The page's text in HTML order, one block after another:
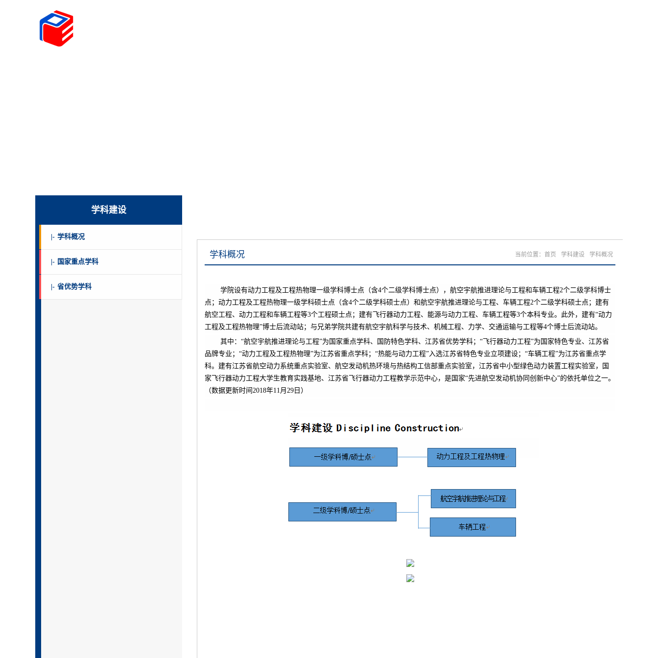
学科建设
|- 学科概况
|- 国家重点学科
|- 省优势学科
学科概况 当前位置： 首页 学科建设 学科概况
学院设有动力工程及工程热物理一级学科博士点（含4个二级学科博士点），航空宇航推进理论与工程和车辆工程2个二级学科博士
点；动力工程及工程热物理一级学科硕士点（含4个二级学科硕士点）和航空宇航推进理论与工程、车辆工程2个二级学科硕士点；建有
航空工程、动力工程和车辆工程等3个工程硕士点；建有飞行器动力工程、能源与动力工程、车辆工程等3个本科专业。此外，建有“动力
工程及工程热物理”博士后流动站；与兄弟学院共建有航空宇航科学与技术、机械工程、力学、交通运输与工程等4个博士后流动站。
其中：“航空宇航推进理论与工程”为国家重点学科、国防特色学科、江苏省优势学科；“飞行器动力工程”为国家特色专业、江苏省
品牌专业；“动力工程及工程热物理”为江苏省重点学科；“热能与动力工程”入选江苏省特色专业立项建设；“车辆工程”为江苏省重点学
科。建有江苏省航空动力系统重点实验室、航空发动机热环境与热结构工信部重点实验室，江苏省中小型绿色动力装置工程实验室，国
家飞行器动力工程大学生教育实践基地、江苏省飞行器动力工程教学示范中心，是国家“先进航空发动机协同创新中心”的依托单位之一。
（数据更新时间2018年11月29日）